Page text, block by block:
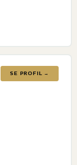
SE PROFIL →